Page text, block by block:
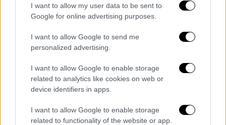
I want to allow my user data to be sent to
Google for online advertising purposes.
I want to allow Google to send me
personalized advertising.
I want to allow Google to enable storage
related to analytics like cookies on web or
device identifiers in apps.
I want to allow Google to enable storage
related to functionality of the website or app.
Από τον ΟΑΕΔ θα γίνουν οι εξής
14 εκατ. ευρώ σε 36.000 δικαιούχους για
λοιπών επιδομάτων
22 εκατ. ευρώ σε 11.000 δικαιούχους
προγραμμάτων απασχόλησης